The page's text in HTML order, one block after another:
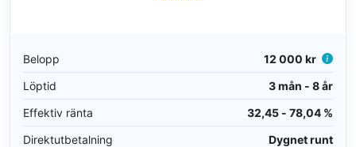
Belopp
12 000 kr
Löptid
3 mån - 8 år
Effektiv ränta
32,45 - 78,04 %
Direktutbetalning
Dygnet runt